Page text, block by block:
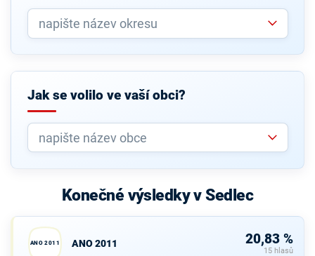
Jak se volilo ve vaší obci?
Konečné výsledky v Sedlec
ANO 2011 ANO 2011 20,83 %
15 hlasů